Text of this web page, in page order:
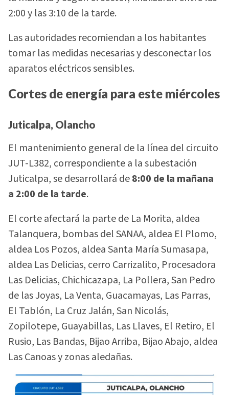
2:00 y las 3:10 de la tarde.
Las autoridades recomiendan a los habitantes
tomar las medidas necesarias y desconectar los
aparatos eléctricos sensibles.
Cortes de energía para este miércoles
Juticalpa, Olancho
El mantenimiento general de la línea del circuito
JUT-L382, correspondiente a la subestación
Juticalpa, se desarrollará de8:00 de la mañana
a 2:00 de la tarde.
El corte afectará la parte de La Morita, aldea
Talanquera, bombas del SANAA, aldea El Plomo,
aldea Los Pozos, aldea Santa María Sumasapa,
aldea Las Delicias, cerro Carrizalito, Procesadora
Las Delicias, Chichicazapa, La Pollera, San Pedro
de las Joyas, La Venta, Guacamayas, Las Parras,
El Tablón, La Cruz Jalán, San Nicolás,
Zopilotepe, Guayabillas, Las Llaves, El Retiro, El
Rusio, Las Bandas, Bijao Arriba, Bijao Abajo, aldea
Las Canoas y zonas aledañas.